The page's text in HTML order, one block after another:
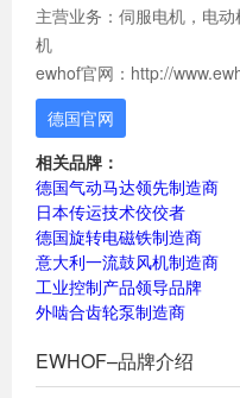
主营业务：伺服电机，电
机
ewhof官网：http://
德国官网
相关品牌：
德国气动马达领先制造商
日本传运技术佼佼者
德国旋转电磁铁制造商
意大利一流鼓风机制造商
工业控制产品领导品牌
外啮合齿轮泵制造商
EWHOF–品牌介绍